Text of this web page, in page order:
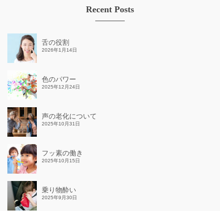
Recent Posts
舌の役割
2026年1月14日
色のパワー
2025年12月24日
声の老化について
2025年10月31日
フッ素の働き
2025年10月15日
乗り物酔い
2025年9月30日